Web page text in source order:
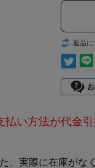
返品に
い方法が代金
実際に在庫が